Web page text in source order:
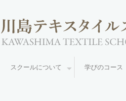
スクールについて 学びのコース